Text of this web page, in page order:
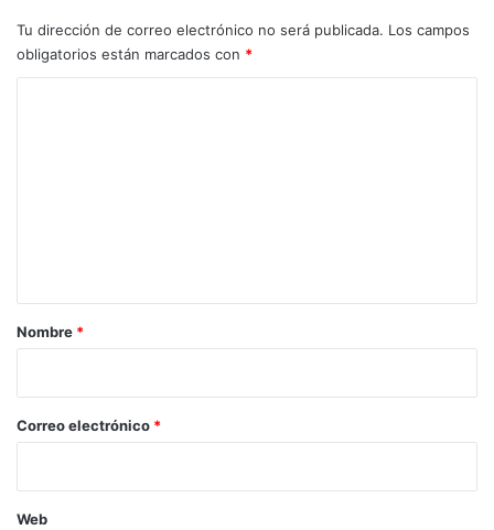
Tu dirección de correo electrónico no será publicada. Los campos
obligatorios están marcados con *
r
*
Nombre *
Correo electrónico *
Web